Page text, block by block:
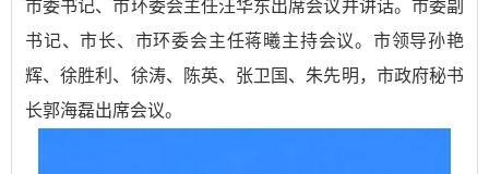
市委书记、市环委会主任汪华东出席会议并讲话。市委副
书记、市长、市环委会主任蒋曦主持会议。市领导孙艳
辉、徐胜利、徐涛、陈英、张卫国、朱先明，市政府秘书
长郭海磊出席会议。